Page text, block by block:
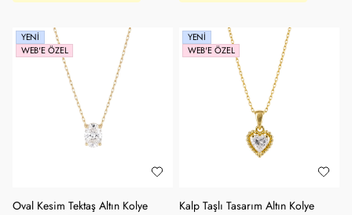
YENI
WEB'E ÖZEL
Oval Kesim Tektaş Altın Kolye
YENI
WEB'E ÖZEL
Kalp Taşlı Tasarım Altın Kolye